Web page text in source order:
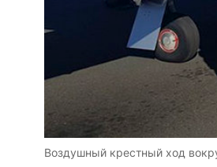
Воздушный крестный ход